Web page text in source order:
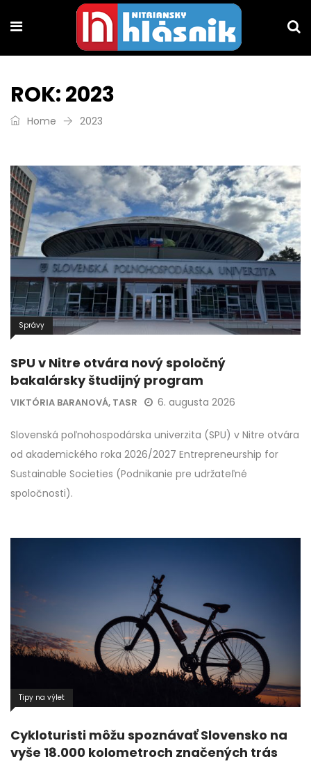
ROK:2023
Home 2023
Správy
SPU v Nitre otvára nový spoločný
bakalársky študijný program
VIKTÓRIA BARANOVÁ, TASR 6. augusta 2026
Slovenská poľnohospodárska univerzita (SPU) v Nitre otvára
od akademického roka 2026/2027 Entrepreneurship for
Sustainable Societies (Podnikanie pre udržateľné
spoločnosti).
Tipy na výlet
Cykloturisti môžu spoznávať Slovensko na
vyše 18.000 kolometroch značených trás